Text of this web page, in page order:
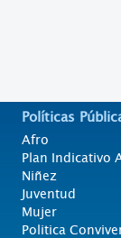
Políticas
Afro
Plan Indicativo
Niñez
Juventud
Mujer
Politica